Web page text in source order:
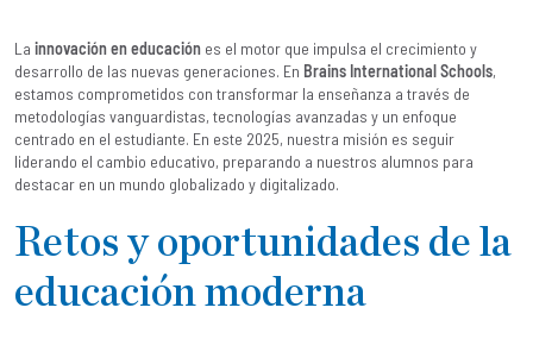
La innovación en educación es el motor que impulsa el crecimiento y
desarrollo de las nuevas generaciones. En Brains International Schools,
estamos comprometidos con transformar la enseñanza a través de
metodologías vanguardistas, tecnologías avanzadas y un enfoque
centrado en el estudiante. En este 2025, nuestra misión es seguir
liderando el cambio educativo, preparando a nuestros alumnos para
destacar en un mundo globalizado y digitalizado.
Retos y oportunidades de la
educación moderna